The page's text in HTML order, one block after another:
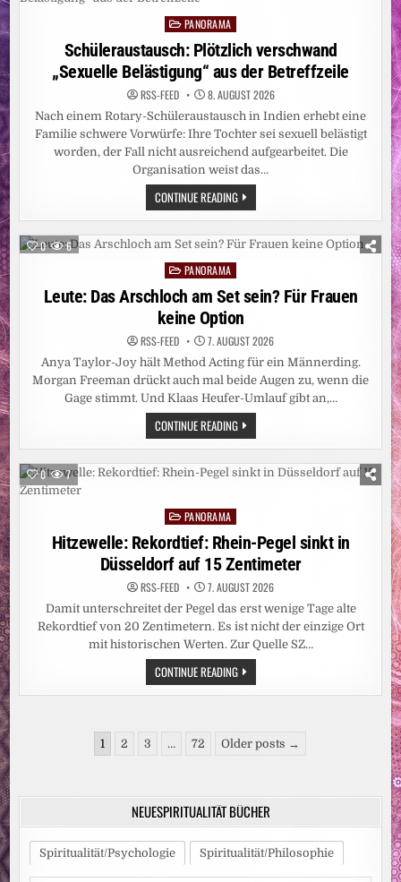
BITTET
UM
SPENDEN
PostedPANORAMA
Schüleraustausch: Plötzlich verschwand
„Sexuelle Belästigung“ aus der Betreffzeile
RSS-FEED 8. AUGUST 2026
Nach einem Rotary-Schüleraustausch in Indien erhebt eine
Familie schwere Vorwürfe: Ihre Tochter sei sexuell belästigt
worden, der Fall nicht ausreichend aufgearbeitet. Die
Organisation weist das…
CONTINUE READINGSCHÜLERAUSTAUSCH:
PLÖTZLICH
VERSCHWAND
BELÄSTIGUNG“
AUS
0 6
PostedPANORAMA
Leute: Das Arschloch am Set sein? Für Frauen
keine Option
RSS-FEED 7. AUGUST 2026
Anya Taylor-Joy hält Method Acting für ein Männerding.
Morgan Freeman drückt auch mal beide Augen zu, wenn die
Gage stimmt. Und Klaas Heufer-Umlauf gibt an,…
CONTINUE READINGLEUTE:
DAS
ARSCHLOCH
SET
SEIN?
0 7
PostedPANORAMA
Hitzewelle: Rekordtief: Rhein-Pegel sinkt in
Düsseldorf auf 15 Zentimeter
RSS-FEED 7. AUGUST 2026
Damit unterschreitet der Pegel das erst wenige Tage alte
Rekordtief von 20 Zentimetern. Es ist nicht der einzige Ort
mit historischen Werten. Zur Quelle SZ…
CONTINUE READINGHITZEWELLE:
REKORDTIEF:
RHEIN-
DÜSSELDORF
AUF
Seitennummerierung
Beiträge
1 2 3 … 72 Older posts →
NEUESPIRITUALITÄT BÜCHER
Spiritualität/Psychologie Spiritualität/Philosophie